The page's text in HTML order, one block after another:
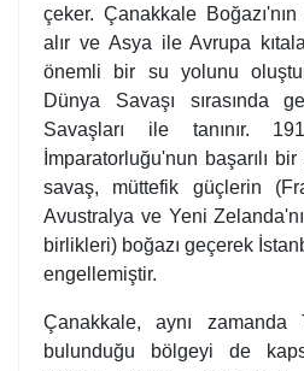
çeker. Çanakkale
alır ve Asya ile Avrupa
önemli bir su yolunu
Dünya Savaşı sırasında
Savaşları ile tanınır.
İmparatorluğu'nun başarılı
savaş, müttefik güçlerin
Avustralya ve Yeni
birlikleri) boğazı geçerek
engellemiştir.
Çanakkale, aynı zamanda
bulunduğu bölgeyi de